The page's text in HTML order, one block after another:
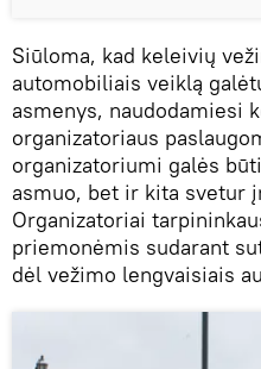
Siūloma, kad keleivių
automobiliais veiklą
asmenys, naudodamiesi
organizatoriaus
organizatoriumi galės
asmuo, bet ir kita svetur
Organizatoriai
priemonėmis sudarant
dėl vežimo lengvaisiais